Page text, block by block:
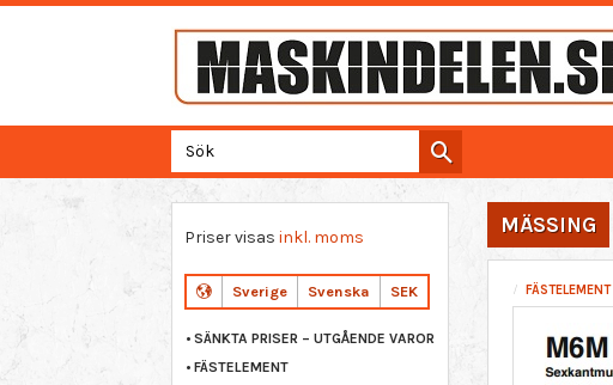
MÄSSING
FÄSTELEMENT
Priser visas inkl. moms
Sverige Svenska SEK
SÄNKTA PRISER – UTGÅENDE VAROR
FÄSTELEMENT